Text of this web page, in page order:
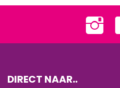
DIRECT NAAR..